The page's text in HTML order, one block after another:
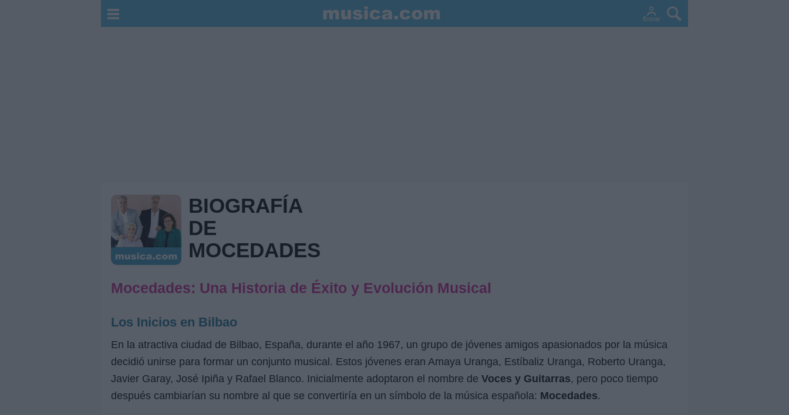
BIOGRAFÍA
DE
MOCEDADES
Mocedades: Una Historia de Éxito y Evolución Musical
Los Inicios en Bilbao
En la atractiva ciudad de Bilbao, España, durante el año 1967, un grupo de jóvenes amigos apasionados por la música
decidió unirse para formar un conjunto musical. Estos jóvenes eran Amaya Uranga, Estíbaliz Uranga, Roberto Uranga,
Javier Garay, José Ipiña y Rafael Blanco. Inicialmente adoptaron el nombre de Voces y Guitarras, pero poco tiempo
después cambiarían su nombre al que se convertiría en un símbolo de la música española: Mocedades.